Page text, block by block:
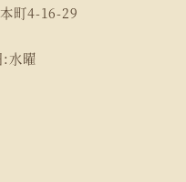
本町4-16-29
:水曜